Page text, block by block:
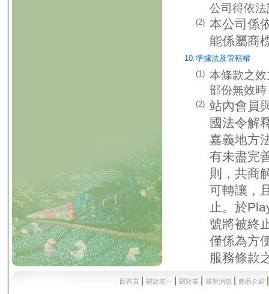
公司得依
(2) 本公司係
能係屬商
10.準據法及管轄權
(1) 本條款之
部份無效
(2) 站內會員
國法令解
嘉義地方
有未盡完
則，共商
可轉讓，
止。於
號將被終
僅係為方
服務條款
回首頁 關於宏一 關於茶 最新消息 商品介紹